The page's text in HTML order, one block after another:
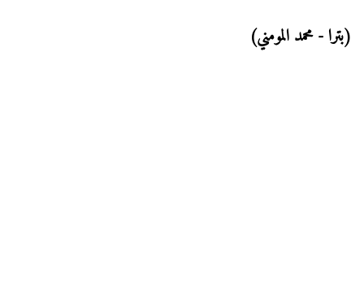
(بترا - محمد المومني)